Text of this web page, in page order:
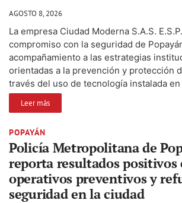
AGOSTO 8, 2026
La empresa Ciudad Moderna S.A.S.
compromiso con la seguridad de
acompañamiento a las estrategias
orientadas a la prevención y protección
través del uso de tecnología instalada en
Leer más
POPAYÁN
Policía Metropolitana de
reporta resultados positivos
operativos preventivos y
seguridad en la ciudad